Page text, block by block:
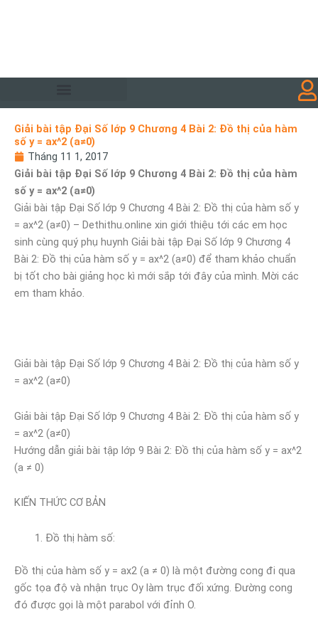
Giải bài tập Đại Số lớp 9 Chương 4 Bài 2: Đồ thị của hàm
số y = ax^2 (a≠0)
Tháng 11 1, 2017
Giải bài tập Đại Số lớp 9 Chương 4 Bài 2: Đồ thị của hàm
số y = ax^2 (a≠0)
Giải bài tập Đại Số lớp 9 Chương 4 Bài 2: Đồ thị của hàm số y
= ax^2 (a≠0) – Dethithu.online xin giới thiệu tới các em học
sinh cùng quý phụ huynh Giải bài tập Đại Số lớp 9 Chương 4
Bài 2: Đồ thị của hàm số y = ax^2 (a≠0) để tham khảo chuẩn
bị tốt cho bài giảng học kì mới sắp tới đây của mình. Mời các
em tham khảo.
Giải bài tập Đại Số lớp 9 Chương 4 Bài 2: Đồ thị của hàm số y
= ax^2 (a≠0)
Giải bài tập Đại Số lớp 9 Chương 4 Bài 2: Đồ thị của hàm số y
= ax^2 (a≠0)
Hướng dẫn giải bài tập lớp 9 Bài 2: Đồ thị của hàm số y = ax^2
(a ≠ 0)
KIẾN THỨC CƠ BẢN
Đồ thị hàm số:
Đồ thị của hàm số y = ax2 (a ≠ 0) là một đường cong đi qua
gốc tọa độ và nhận trục Oy làm trục đối xứng. Đường cong
đó được gọi là một parabol với đỉnh O.